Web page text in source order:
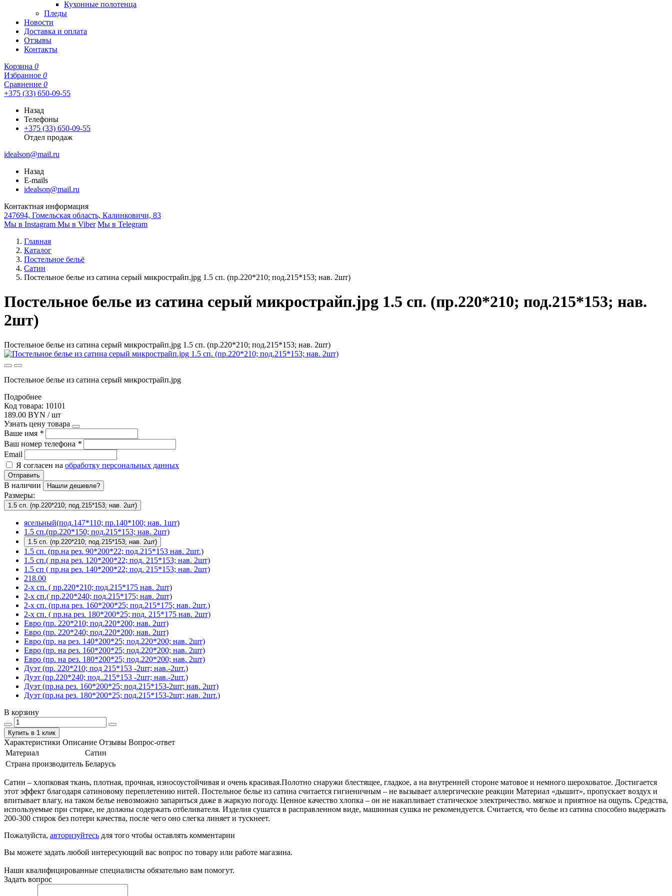
Кухонные полотенца
Пледы
Новости
Доставка и оплата
Отзывы
Контакты
Корзина 0
Избранное 0
Сравнение 0
+375 (33) 650-09-55
Назад
Телефоны
+375 (33) 650-09-55
Отдел продаж
idealson@mail.ru
Назад
E-mails
idealson@mail.ru
Контактная информация
247694, Гомельская область, Калинковичи, 83
Мы в Instagram Мы в Viber Мы в Telegram
Главная
Каталог
Постельное бельё
Сатин
Постельное белье из сатина серый микрострайп.jpg 1.5 сп. (пр.220*210; под.215*153; нав. 2шт)
Постельное белье из сатина серый микрострайп.jpg 1.5 сп. (пр.220*210; под.215*153; нав.
2шт)
Постельное белье из сатина серый микрострайп.jpg 1.5 сп. (пр.220*210; под.215*153; нав. 2шт)
Постельное белье из сатина серый микрострайп.jpg
Подробнее
Код товара: 10101
189.00 BYN / шт
Узнать цену товара
Ваше имя *
Ваш номер телефона *
Email
Я согласен на обработку персональных данных
Отправить
В наличии Нашли дешевле?
Размеры:
1.5 сп. (пр.220*210; под.215*153; нав. 2шт)
ясельный(под.147*110; пр.140*100; нав. 1шт)
1.5 сп.(пр.220*150; под.215*153; нав. 2шт)
1.5 сп. (пр.220*210; под.215*153; нав. 2шт)
1.5 сп. (пр.на рез. 90*200*22; под.215*153 нав. 2шт.)
1.5 сп.( пр.на рез. 120*200*22; под. 215*153; нав. 2шт)
1.5 сп ( пр.на рез. 140*200*22; под. 215*153; нав. 2шт)
218.00
2-х сп. ( пр.220*210; под.215*175 нав. 2шт)
2-х сп.( пр.220*240; под.215*175; нав. 2шт)
2-х сп. (пр.на рез. 160*200*25; под.215*175; нав. 2шт.)
2-х сп. ( пр.на рез. 180*200*25; под. 215*175 нав. 2шт)
Евро (пр. 220*210; под.220*200; нав. 2шт)
Евро (пр. 220*240; под.220*200; нав. 2шт)
Евро (пр. на рез. 140*200*25; под.220*200; нав. 2шт)
Евро (пр. на рез. 160*200*25; под.220*200; нав. 2шт)
Евро (пр. на рез. 180*200*25; под.220*200; нав. 2шт)
Дуэт (пр. 220*210; под 215*153 -2шт; нав.-2шт.)
Дуэт (пр.220*240; под..215*153 -2шт; нав.-2шт.)
Дуэт (пр.на рез. 160*200*25; под.215*153-2шт; нав. 2шт)
Дуэт (пр.на рез. 180*200*25; под.215*153-2шт; нав. 2шт.)
В корзину
Купить в 1 клик
Характеристики Описание Отзывы Вопрос-ответ
Материал
Сатин
Страна производитель Беларусь
Сатин – хлопковая ткань, плотная, прочная, износоустойчивая и очень красивая.Полотно снаружи блестящее, гладкое, а на внутренней стороне матовое и немного шероховатое. Достигается
этот эффект благодаря сатиновому переплетению нитей. Постельное белье из сатина считается гигиеничным – не вызывает аллергические реакции Материал «дышит», пропускает воздух и
впитывает влагу, на таком белье невозможно запариться даже в жаркую погоду. Ценное качество хлопка – он не накапливает статическое электричество. мягкое и приятное на ощупь. Средства,
используемые при стирке, не должны содержать отбеливателя. Изделия сушатся в расправленном виде, машинная сушка не рекомендуется. Считается, что белье из сатина способно выдержать
200-300 стирок без потери качества, после чего оно слегка линяет и тускнеет.
Пожалуйста, авторизуйтесь для того чтобы оставлять комментарии
Вы можете задать любой интересующий вас вопрос по товару или работе магазина.
Наши квалифицированные специалисты обязательно вам помогут.
Задать вопрос